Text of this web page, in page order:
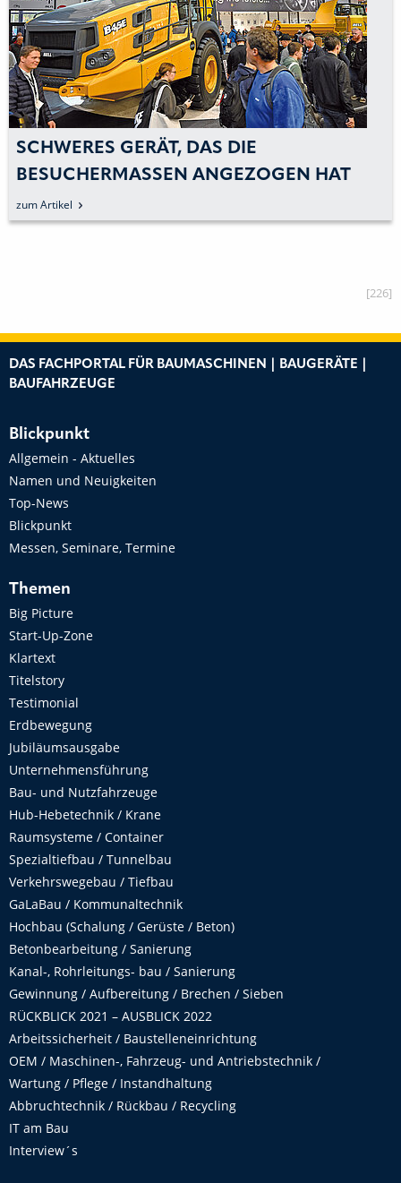
EUROPA-PREMIERE FÜR
RAUPENTRANSPORTER
zum Artikel
[226]
DAS FACHPORTAL FÜR BAUMASCHINEN | BAUGERÄTE |
BAUFAHRZEUGE
Blickpunkt
Allgemein - Aktuelles
Namen und Neuigkeiten
Top-News
Blickpunkt
Messen, Seminare, Termine
Themen
Big Picture
Start-Up-Zone
Klartext
Titelstory
Testimonial
Erdbewegung
Jubiläumsausgabe
Unternehmensführung
Bau- und Nutzfahrzeuge
Hub-Hebetechnik / Krane
Raumsysteme / Container
Spezialtiefbau / Tunnelbau
Verkehrswegebau / Tiefbau
GaLaBau / Kommunaltechnik
Hochbau (Schalung / Gerüste / Beton)
Betonbearbeitung / Sanierung
Kanal-, Rohrleitungs- bau / Sanierung
Gewinnung / Aufbereitung / Brechen / Sieben
RÜCKBLICK 2021 – AUSBLICK 2022
Arbeitssicherheit / Baustelleneinrichtung
OEM / Maschinen-, Fahrzeug- und Antriebstechnik /
Wartung / Pflege / Instandhaltung
Abbruchtechnik / Rückbau / Recycling
IT am Bau
Interview´s